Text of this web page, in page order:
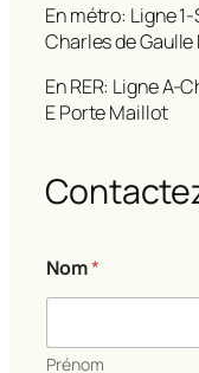
En métro: Ligne
Charles de Gaulle
En RER: Ligne A-
E Porte Maillot
Nom*
Prénom